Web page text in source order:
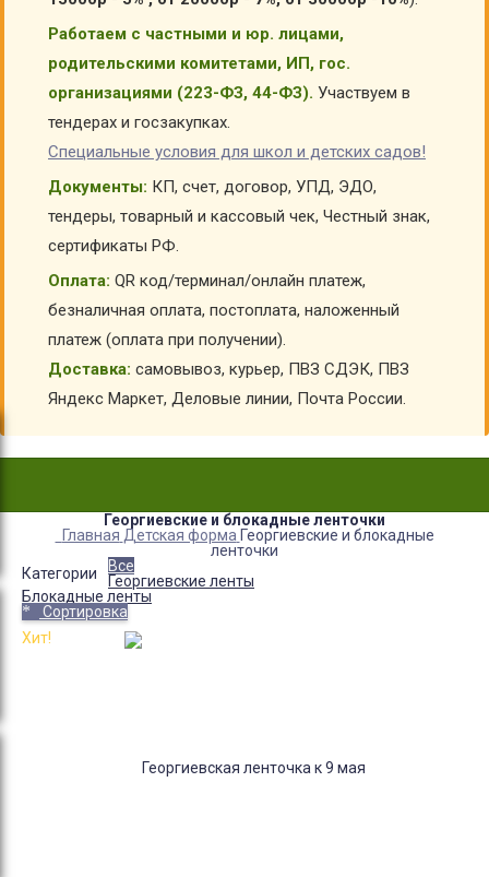
Работаем с частными и юр. лицами,
родительскими комитетами, ИП, гос.
организациями (223-ФЗ, 44-ФЗ). Участвуем в
тендерах и госзакупках.
Специальные условия для школ и детских садов!
Документы: КП, счет, договор, УПД, ЭДО,
тендеры, товарный и кассовый чек, Честный знак,
сертификаты РФ.
Оплата: QR код/терминал/онлайн платеж,
безналичная оплата, постоплата, наложенный
платеж (оплата при получении).
Доставка: самовывоз, курьер, ПВЗ СДЭК, ПВЗ
Яндекс Маркет, Деловые линии, Почта России.
Георгиевские и блокадные ленточки
Главная Детская форма Георгиевские и блокадные
ленточки
Категории
Все
Георгиевские ленты
Блокадные ленты
Сортировка
Хит!